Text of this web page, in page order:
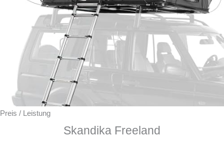
Preis / Leistung
Skandika Freeland